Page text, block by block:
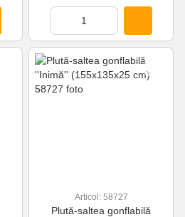
Articol: 58727
Plută-saltea gonflabilă